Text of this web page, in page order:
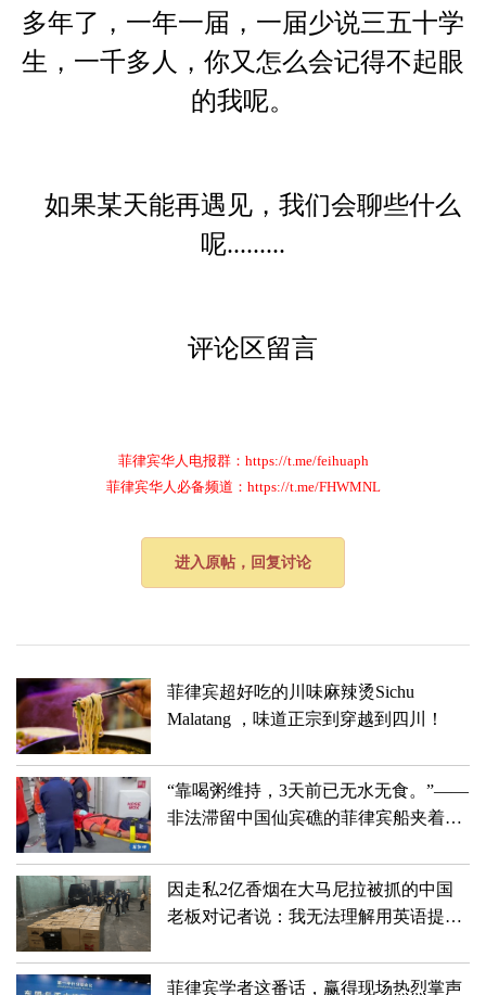
多年了，一年一届，一届少说三五十学
生，一千多人，你又怎么会记得不起眼
的我呢。
如果某天能再遇见，我们会聊些什么
呢.........
评论区留言
菲律宾华人电报群：https://t.me/feihuaph
菲律宾华人必备频道：https://t.me/FHWMNL
进入原帖，回复讨论
菲律宾超好吃的川味麻辣烫Sichu
Malatang ，味道正宗到穿越到四川！
“靠喝粥维持，3天前已无水无食。”——
非法滞留中国仙宾礁的菲律宾船夹着尾
因走私2亿香烟在大马尼拉被抓的中国
老板对记者说：我无法理解用英语提出
菲律宾学者这番话，赢得现场热烈掌声